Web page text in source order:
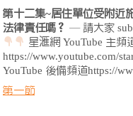
第十二集~居住單位受附近
法律責任嗎？ — 請大家
星滙網 YouTube 主頻
https://www.youtube.com/
YouTube 後備頻道https://
第一節